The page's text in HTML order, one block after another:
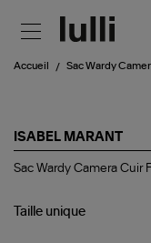
Accueil Sac Wardy
ISABEL MARANT
Sac
Cuir
Sac Wardy Camera Cuir
Taille unique